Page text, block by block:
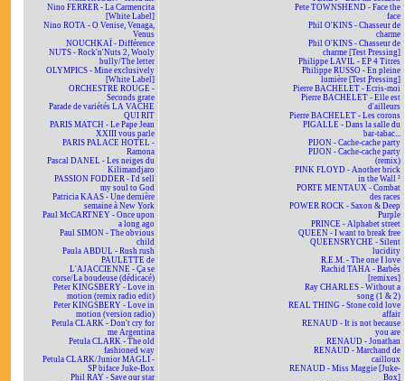
Nino FERRER - La Carmencita
[White Label]
Nino ROTA - O Venise, Venaga,
Venus
NOUCHKAÏ - Différence
NUTS - Rock'n'Nuts 2, Wooly
bully/The letter
OLYMPICS - Mine exclusively
[White Label]
ORCHESTRE ROUGE -
Seconds grate
Parade de variétés LA VACHE
QUI RIT
PARIS MATCH - Le Pape Jean
XXIII vous parle
PARIS PALACE HOTEL -
Ramona
Pascal DANEL - Les neiges du
Kilimandjaro
PASSION FODDER - I'd sell
my soul to God
Patricia KAAS - Une dernière
semaine à New York
Paul McCARTNEY - Once upon
a long ago
Paul SIMON - The obvious
child
Paula ABDUL - Rush rush
PAULETTE de
L'AJACCIENNE - Ça se
corse/La boudeuse (dédicacé)
Peter KINGSBERY - Love in
motion (remix radio edit)
Peter KINGSBERY - Love in
motion (version radio)
Petula CLARK - Don't cry for
me Argentina
Petula CLARK - The old
fashioned way
Petula CLARK/Junior MAGLI -
SP biface Juke-Box
Phil RAY - Save our star
Pete TOWNSHEND - Face the
face
Phil O'KINS - Chasseur de
charme
Phil O'KINS - Chasseur de
charme [Test Pressing]
Philippe LAVIL - EP 4 Titres
Philippe RUSSO - En pleine
lumière [Test Pressing]
Pierre BACHELET - Écris-moi
Pierre BACHELET - Elle est
d'ailleurs
Pierre BACHELET - Les corons
PIGALLE - Dans la salle du
bar-tabac...
PIJON - Cache-cache party
PIJON - Cache-cache party
(remix)
PINK FLOYD - Another brick
in the Wall ²
PORTE MENTAUX - Combat
des races
POWER ROCK - Saxon & Deep
Purple
PRINCE - Alphabet street
QUEEN - I want to break free
QUEENSRYCHE - Silent
lucidity
R.E.M. - The one I love
Rachid TAHA - Barbès
[remixes]
Ray CHARLES - Without a
song (1 & 2)
REAL THING - Stone cold love
affair
RENAUD - It is not because
you are
RENAUD - Jonathan
RENAUD - Marchand de
cailloux
RENAUD - Miss Maggie [Juke-
Box]